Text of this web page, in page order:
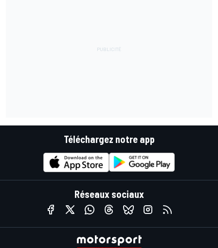
Téléchargez notre app
Réseaux sociaux